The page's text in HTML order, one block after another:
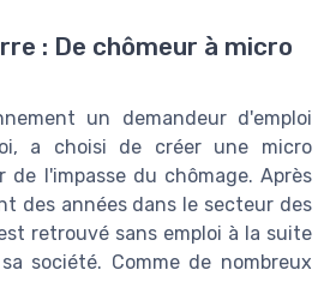
: De chômeur à micro
un demandeur d'emploi
, a choisi de créer une micro
de l'impasse du chômage. Après
des années dans le secteur des
retrouvé sans emploi à la suite
société. Comme de nombreux